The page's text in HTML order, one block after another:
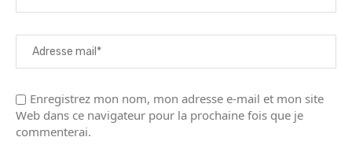
Enregistrez mon nom, mon adresse e-mail et mon site
Web dans ce navigateur pour la prochaine fois que je
commenterai.